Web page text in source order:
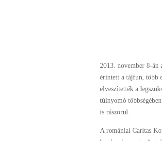
2013. november 8-án
érintett a tájfun, több
elveszítették a
túlnyomó
is rászorul.
A romániai Caritas